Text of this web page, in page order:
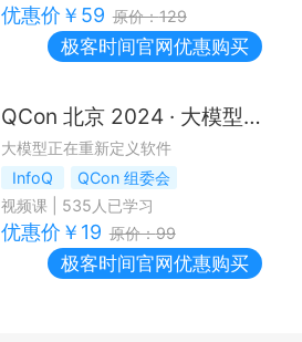
优惠价￥ 59 原价：129
极客时间官网优惠购买
QCon 北京 2024 · 大模型篇
大模型正在重新定义软件
InfoQ
QCon 组委会
视频课| 535 人已学习
优惠价￥ 19 原价：99
极客时间官网优惠购买